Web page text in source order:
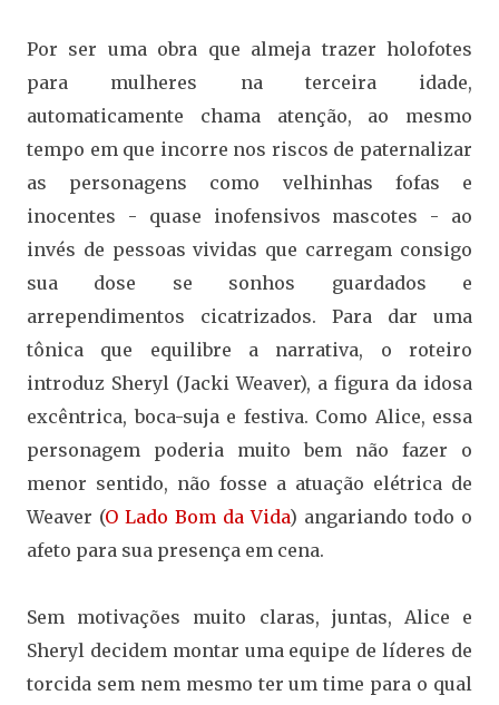
Por ser uma obra que almeja trazer holofotes
para mulheres na terceira idade,
automaticamente chama atenção, ao mesmo
tempo em que incorre nos riscos de paternalizar
as personagens como velhinhas fofas e
inocentes - quase inofensivos mascotes - ao
invés de pessoas vividas que carregam consigo
sua dose se sonhos guardados e
arrependimentos cicatrizados. Para dar uma
tônica que equilibre a narrativa, o roteiro
introduz Sheryl (Jacki Weaver), a figura da idosa
excêntrica, boca-suja e festiva. Como Alice, essa
personagem poderia muito bem não fazer o
menor sentido, não fosse a atuação elétrica de
Weaver (O Lado Bom da Vida) angariando todo o
afeto para sua presença em cena.
Sem motivações muito claras, juntas, Alice e
Sheryl decidem montar uma equipe de líderes de
torcida sem nem mesmo ter um time para o qual